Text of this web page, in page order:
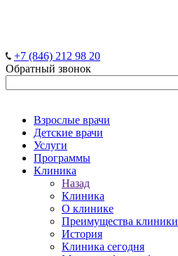
+7 (846) 212 98 20
Обратный звонок
Взрослые врачи
Детские врачи
Услуги
Программы
Клиника
Назад
Клиника
О клинике
Преимущества клиники
История
Клиника сегодня